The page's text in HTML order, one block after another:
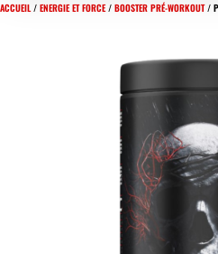
ACCUEIL/ ENERGIE ET FORCE/ BOOSTER PRÉ-WORKOUT/